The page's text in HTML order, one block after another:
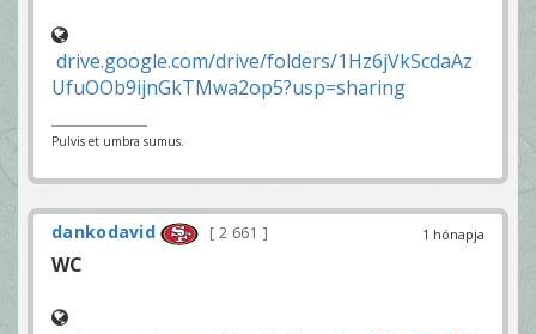
drive.google.com/drive/folders/1Hz6jVkScdaAz
UfuOOb9ijnGkTMwa2op5?usp=sharing
Pulvis et umbra sumus.
1 hónapja
dankodavid 2 661
WC